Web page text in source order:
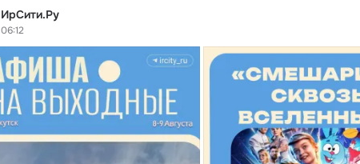
ИрСити.Ру
06:12